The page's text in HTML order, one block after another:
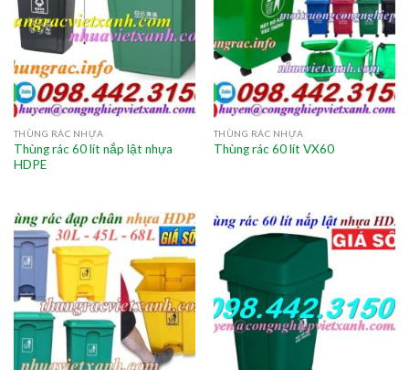
THÙNG RÁC NHỰA
Thùng rác 60 lít nắp lật nhựa
HDPE
THÙNG RÁC NHỰA
Thùng rác 60 lít VX60